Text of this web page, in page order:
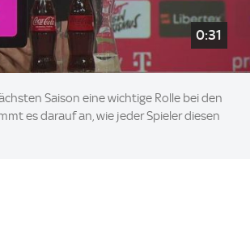
0:31
Saison eine wichtige Rolle bei den
es darauf an, wie jeder Spieler diesen